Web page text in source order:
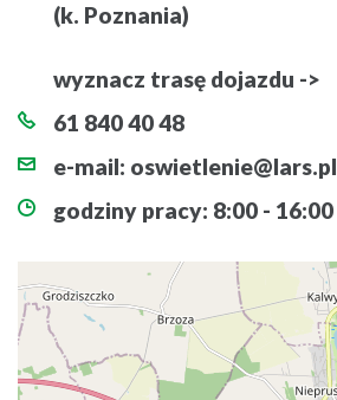
(k. Poznania)
wyznacz trasę dojazdu ->
61 840 40 48
e-mail: oswietlenie@lars.pl
godziny pracy: 8:00 - 16:00